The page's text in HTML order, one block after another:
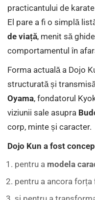
practicantului de
El pare a fi o simplă
de viață, menit să
comportamentul în
Forma actuală a Dojo
structurată și
Oyama, fondatorul
viziunii sale asupra
corp, minte și caracter.
Dojo Kun a fost
pentru a modela
pentru a ancora forța